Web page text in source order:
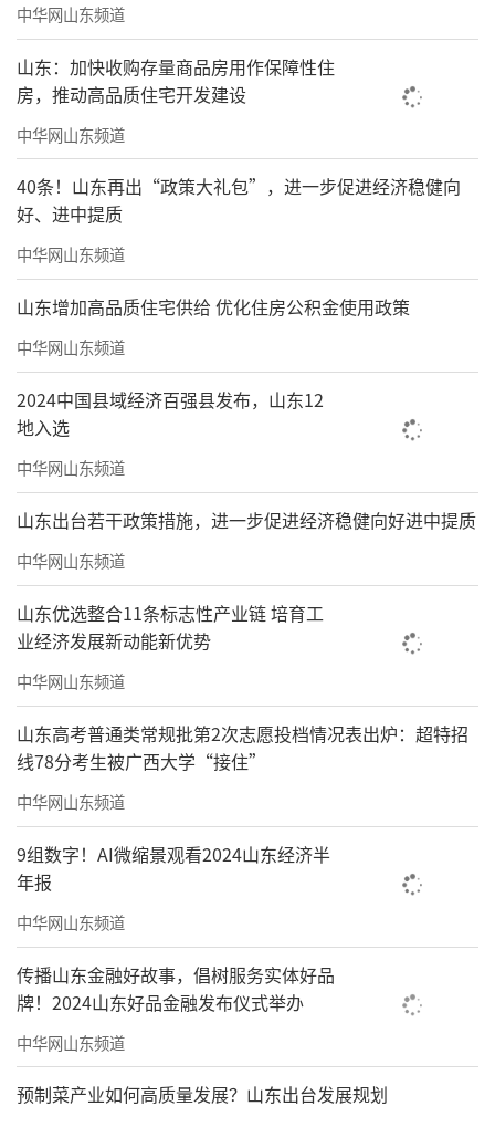
中华网山东频道
山东：加快收购存量商品房用作保障性住
房，推动高品质住宅开发建设
中华网山东频道
40条！山东再出“政策大礼包”，进一步促进经济稳健向
好、进中提质
中华网山东频道
山东增加高品质住宅供给 优化住房公积金使用政策
中华网山东频道
2024中国县域经济百强县发布，山东12
地入选
中华网山东频道
山东出台若干政策措施，进一步促进经济稳健向好进中提质
中华网山东频道
山东优选整合11条标志性产业链 培育工
业经济发展新动能新优势
中华网山东频道
山东高考普通类常规批第2次志愿投档情况表出炉：超特招
线78分考生被广西大学“接住”
中华网山东频道
9组数字！AI微缩景观看2024山东经济半
年报
中华网山东频道
传播山东金融好故事，倡树服务实体好品
牌！2024山东好品金融发布仪式举办
中华网山东频道
预制菜产业如何高质量发展？山东出台发展规划